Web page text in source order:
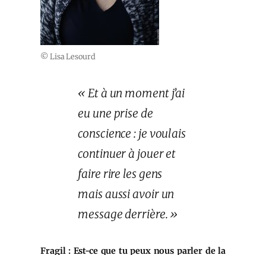
© Lisa Lesourd
« Et à un moment j’ai
eu une prise de
conscience : je voulais
continuer à jouer et
faire rire les gens
mais aussi avoir un
message derrière. »
Fragil : Est-ce que tu peux nous parler de la